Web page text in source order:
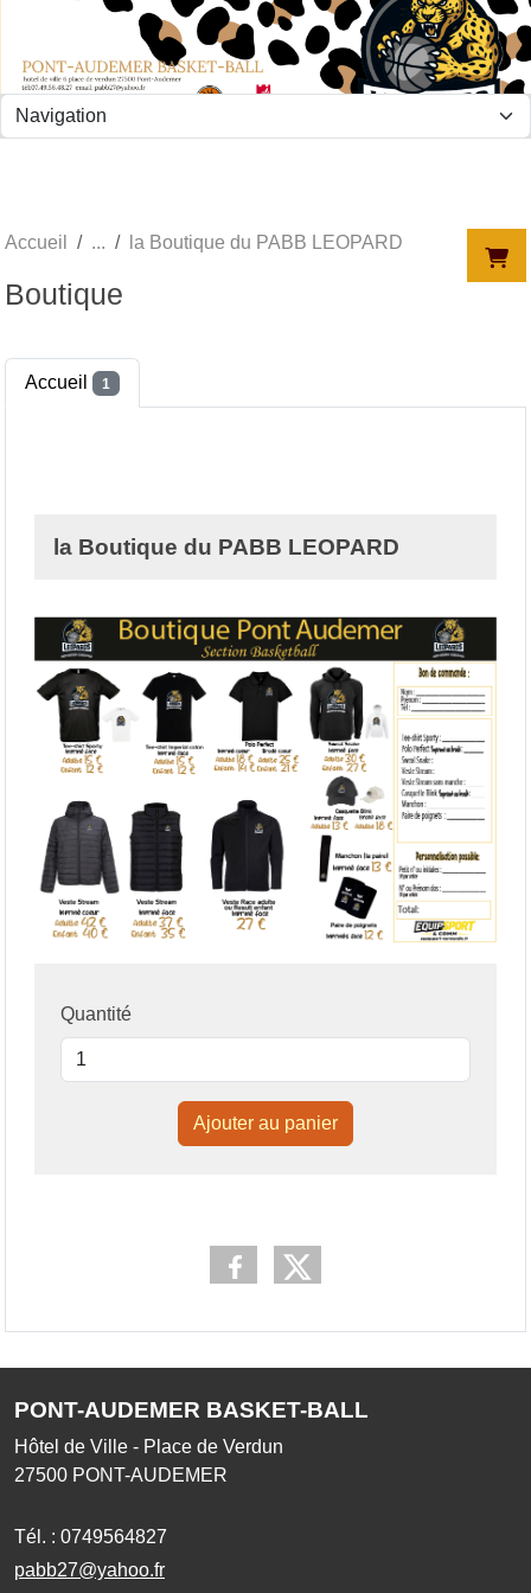
Accueil la Boutique du PABB LEOPARD
Boutique
Accueil 1
la Boutique du PABB LEOPARD
Quantité
Ajouter au panier
PONT-AUDEMER BASKET-BALL
Hôtel de Ville - Place de Verdun
27500 PONT-AUDEMER
Tél. : 0749564827
pabb27@yahoo.fr
Panneau de gestion des cookies